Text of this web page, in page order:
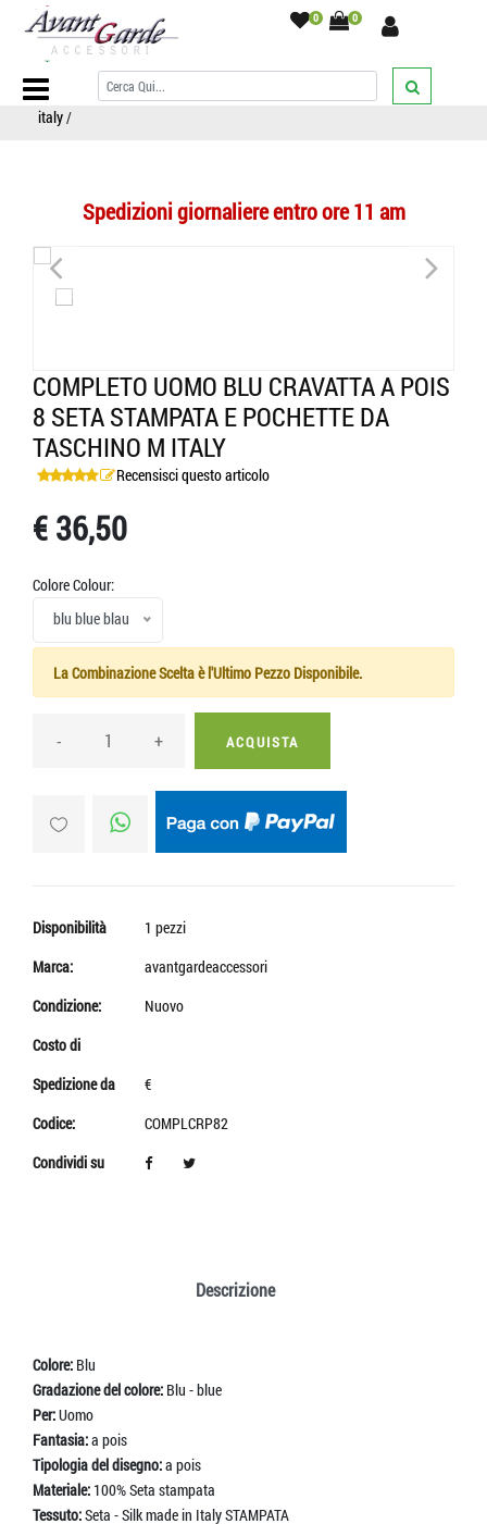
0 0
Home Page/COMPLETI ABBINATI/Cravatta e pochette/
Completo
uomo blu cravatta a pois 8 seta stampata e pochette da taschino m
italy/
Spedizioni giornaliere entro ore 11 am
< >
COMPLETO UOMO BLU CRAVATTA A POIS
8 SETA STAMPATA E POCHETTE DA
TASCHINO M ITALY
Recensisci questo articolo
€ 36,50
Colore Colour:
blu blue blau
La Combinazione Scelta è l'Ultimo Pezzo Disponibile.
- + ACQUISTA
Disponibilità
1 pezzi
Marca:
avantgardeaccessori
Condizione:
Nuovo
Costo di
Spedizione da
€
Codice:
COMPLCRP82
Condividi su
Descrizione
Colore: Blu
Gradazione del colore: Blu - blue
Per:Uomo
Fantasia:a pois
Tipologia del disegno:a pois
Materiale: 100% Seta stampata
Tessuto:Seta - Silk made in Italy STAMPATA